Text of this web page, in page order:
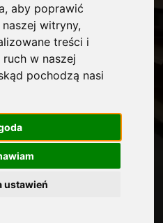
aby poprawić
witryny,
treści i
w naszej
pochodzą nasi
ustawień